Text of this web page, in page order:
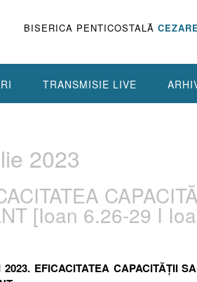
BISERICA PENTICOSTALĂ
TRANSMISIE LIVE
2023
[Ioan 6.26-29 I
2023. EFICACITATEA CAPACITĂȚII